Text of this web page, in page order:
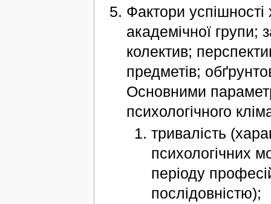
Фактори успішності
академічної групи;
колектив;
предметів;
Основними
психологічного
тривалість
психологічних
періоду
послідовністю);